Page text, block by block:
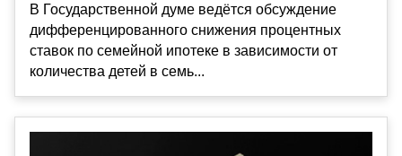
В Государственной думе ведётся обсуждение
дифференцированного снижения процентных
ставок по семейной ипотеке в зависимости от
количества детей в семь...